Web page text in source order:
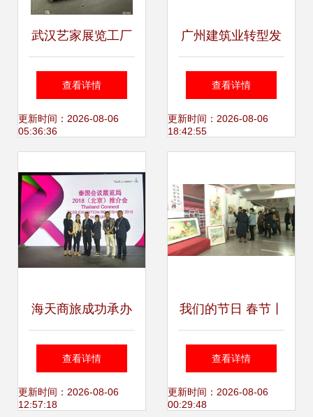
武汉艺家展览工厂
匠心筑造精品，专
业承办展览展示服
查看详情
更新时间：2026-08-06
05:36:36
广州建筑业转型发
展论坛暨2018年广
州工程建设展览会
查看详情
更新时间：2026-08-06
18:42:55
海天商旅成功承办
2018泰国会议展览
局北京路演，助力
查看详情
更新时间：2026-08-06
12:57:18
我们的节日 春节丨
孟村举办迎新春工
笔画作品展 承办展
查看详情
更新时间：2026-08-06
00:29:48